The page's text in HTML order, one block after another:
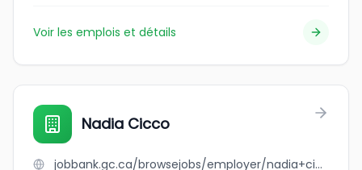
Voir les emplois et détails
Nadia Cicco
jobbank.gc.ca/browsejobs/employer/nadia+cicco/ca